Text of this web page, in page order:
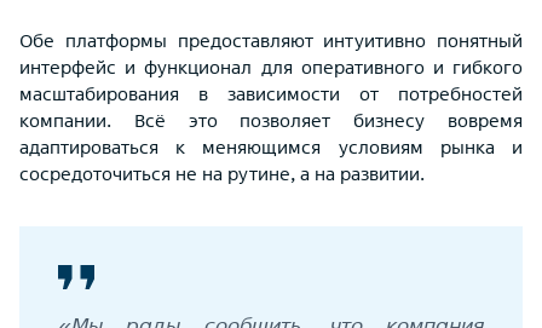
Обе платформы предоставляют интуитивно понятный
интерфейс и функционал для оперативного и гибкого
масштабирования в зависимости от потребностей
компании. Всё это позволяет бизнесу вовремя
адаптироваться к меняющимся условиям рынка и
сосредоточиться не на рутине, а на развитии.